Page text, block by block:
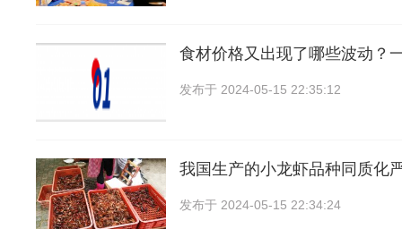
食材价格又出现了哪些波动？
发布于 2024-05-15 22:35:12
我国生产的小龙虾品种同质化
发布于 2024-05-15 22:34:24